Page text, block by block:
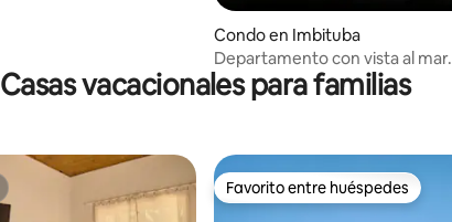
Condo en Imbituba
Departamento con vista al
personas, 2 lugares de
Casas vacacionales para familias
Favorito entre huéspedes
Favorito entre huéspedes